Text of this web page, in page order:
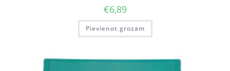
€6,89
Pievienot grozam